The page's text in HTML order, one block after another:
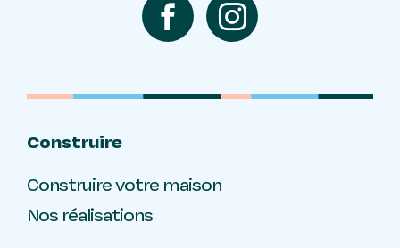
Construire
Construire votre maison
Nos réalisations